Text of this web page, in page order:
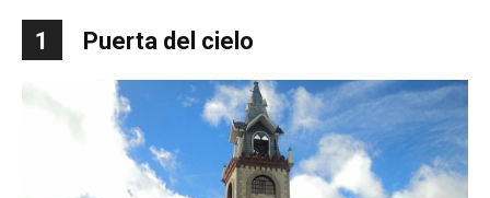
1 Puerta del cielo